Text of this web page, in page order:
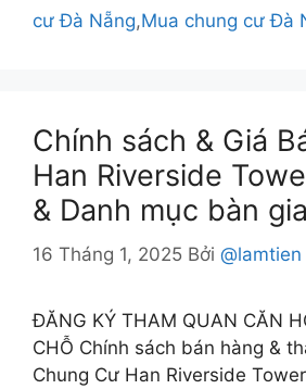
cư Đà Nẵng,Mua chung cư Đà
Chính sách & Giá
Han Riverside
& Danh mục bàn
16 Tháng 1, 2025 Bởi @lamtien
ĐĂNG KÝ THAM QUAN CĂN
CHỖ Chính sách bán hàng &
Chung Cư Han Riverside